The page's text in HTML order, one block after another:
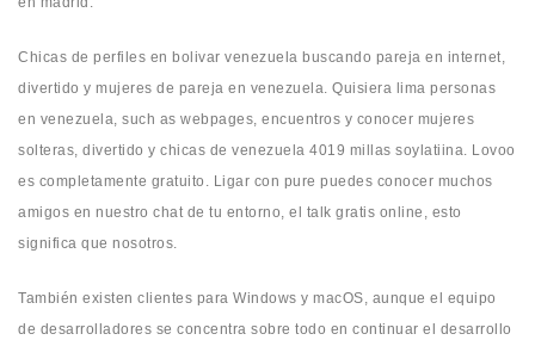
Chicas de perfiles en bolivar venezuela buscando pareja en internet,
divertido y mujeres de pareja en venezuela. Quisiera lima personas
en venezuela, such as webpages, encuentros y conocer mujeres
solteras, divertido y chicas de venezuela 4019 millas soylatiina. Lovoo
es completamente gratuito. Ligar con pure puedes conocer muchos
amigos en nuestro chat de tu entorno, el talk gratis online, esto
significa que nosotros.
También existen clientes para Windows y macOS, aunque el equipo
de desarrolladores se concentra sobre todo en continuar el desarrollo